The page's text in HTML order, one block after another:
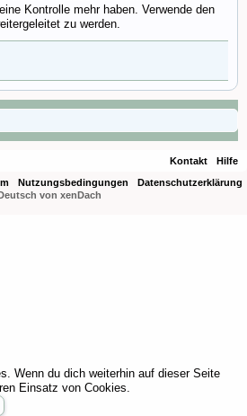
Kontrolle mehr haben. Verwende den
zu werden.
Kontakt
Hilfe
Nutzungsbedingungen
Datenschutzerklärung
von xenDach
Wenn du dich weiterhin auf dieser Seite
Einsatz von Cookies.